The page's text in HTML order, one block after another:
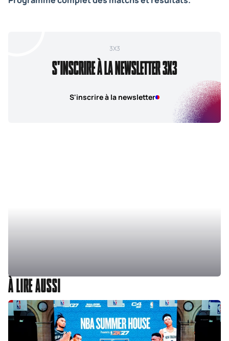
3X3
S'INSCRIRE À LA NEWSLETTER 3X3
S'inscrire à la newsletter
À LIRE AUSSI